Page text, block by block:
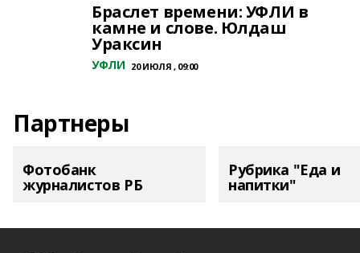
Браслет времени: УФЛИ в
камне и слове. Юлдаш
Ураксин
УФЛИ 20 ИЮЛЯ , 09:00
Партнеры
Фотобанк
журналистов РБ
Рубрика "Еда и
напитки"